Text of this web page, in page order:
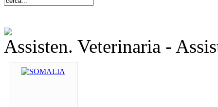
Assisten. Veterinaria -